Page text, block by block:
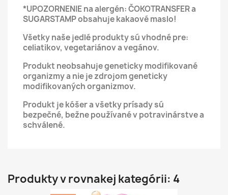
*UPOZORNENIE na alergén: ČOKOTRANSFER a
SUGARSTAMP obsahuje kakaové maslo!
Všetky naše jedlé produkty sú vhodné pre:
celiatikov, vegetariánov a vegánov.
Produkt neobsahuje geneticky modifikované
organizmy a nie je zdrojom geneticky
modifikovaných organizmov.
Produkt je kóšer a všetky prísady sú
bezpečné, bežne používané v potravinárstve a
schválené.
Produkty v rovnakej kategórii: 4